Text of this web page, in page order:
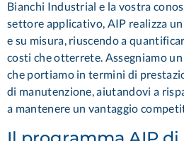
Bianchi Industrial e la vostra
settore applicativo, AIP realizza
e su misura, riuscendo a
costi che otterrete. Assegniamo
che portiamo in termini di
di manutenzione, aiutandovi a
a mantenere un vantaggio